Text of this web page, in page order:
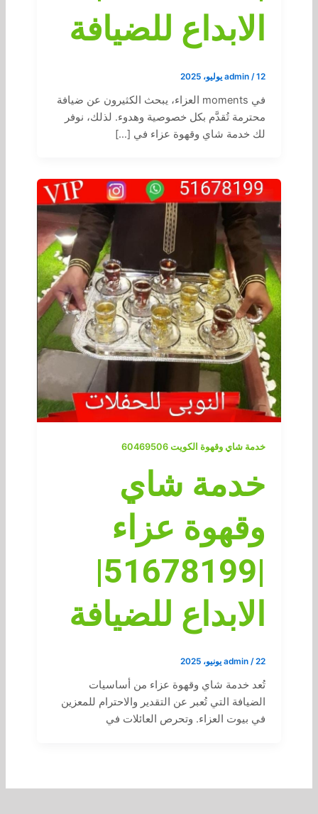
الابداع للضيافة
admin /12 يوليو، 2025
في moments العزاء، يبحث الكثيرون عن ضيافة
محترمة تُقدَّم بكل خصوصية وهدوء. لذلك، نوفر
لك خدمة شاي وقهوة عزاء في […]
خدمة شاي وقهوة الكويت 60469506
خدمة شاي
وقهوة عزاء
|51678199|
الابداع للضيافة
admin /22 يونيو، 2025
تُعد خدمة شاي وقهوة عزاء من أساسيات
الضيافة التي تُعبر عن التقدير والاحترام للمعزين
في بيوت العزاء. وتحرص العائلات في